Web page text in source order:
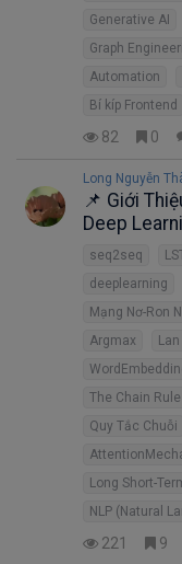
Generative AI
Graph
Automation
Bí kíp Frontend
82 0
Long Nguyễn
📌 Giới
Deep
seq2seq
deeplearning
Mạng Nơ-Ron
Argmax
The Chain Rule
Quy Tắc Chuỗi
221 9